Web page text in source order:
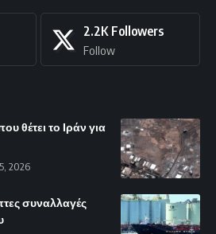
2.2K Followers
Follow
θέτει το Ιράν για
2026
συναλλαγές